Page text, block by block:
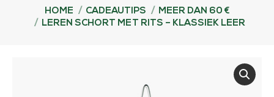
Je bent hier:
HOME CADEAUTIPS
MEER DAN 60 €
LEREN SCHORT MET RITS – KLASSIEK LEER